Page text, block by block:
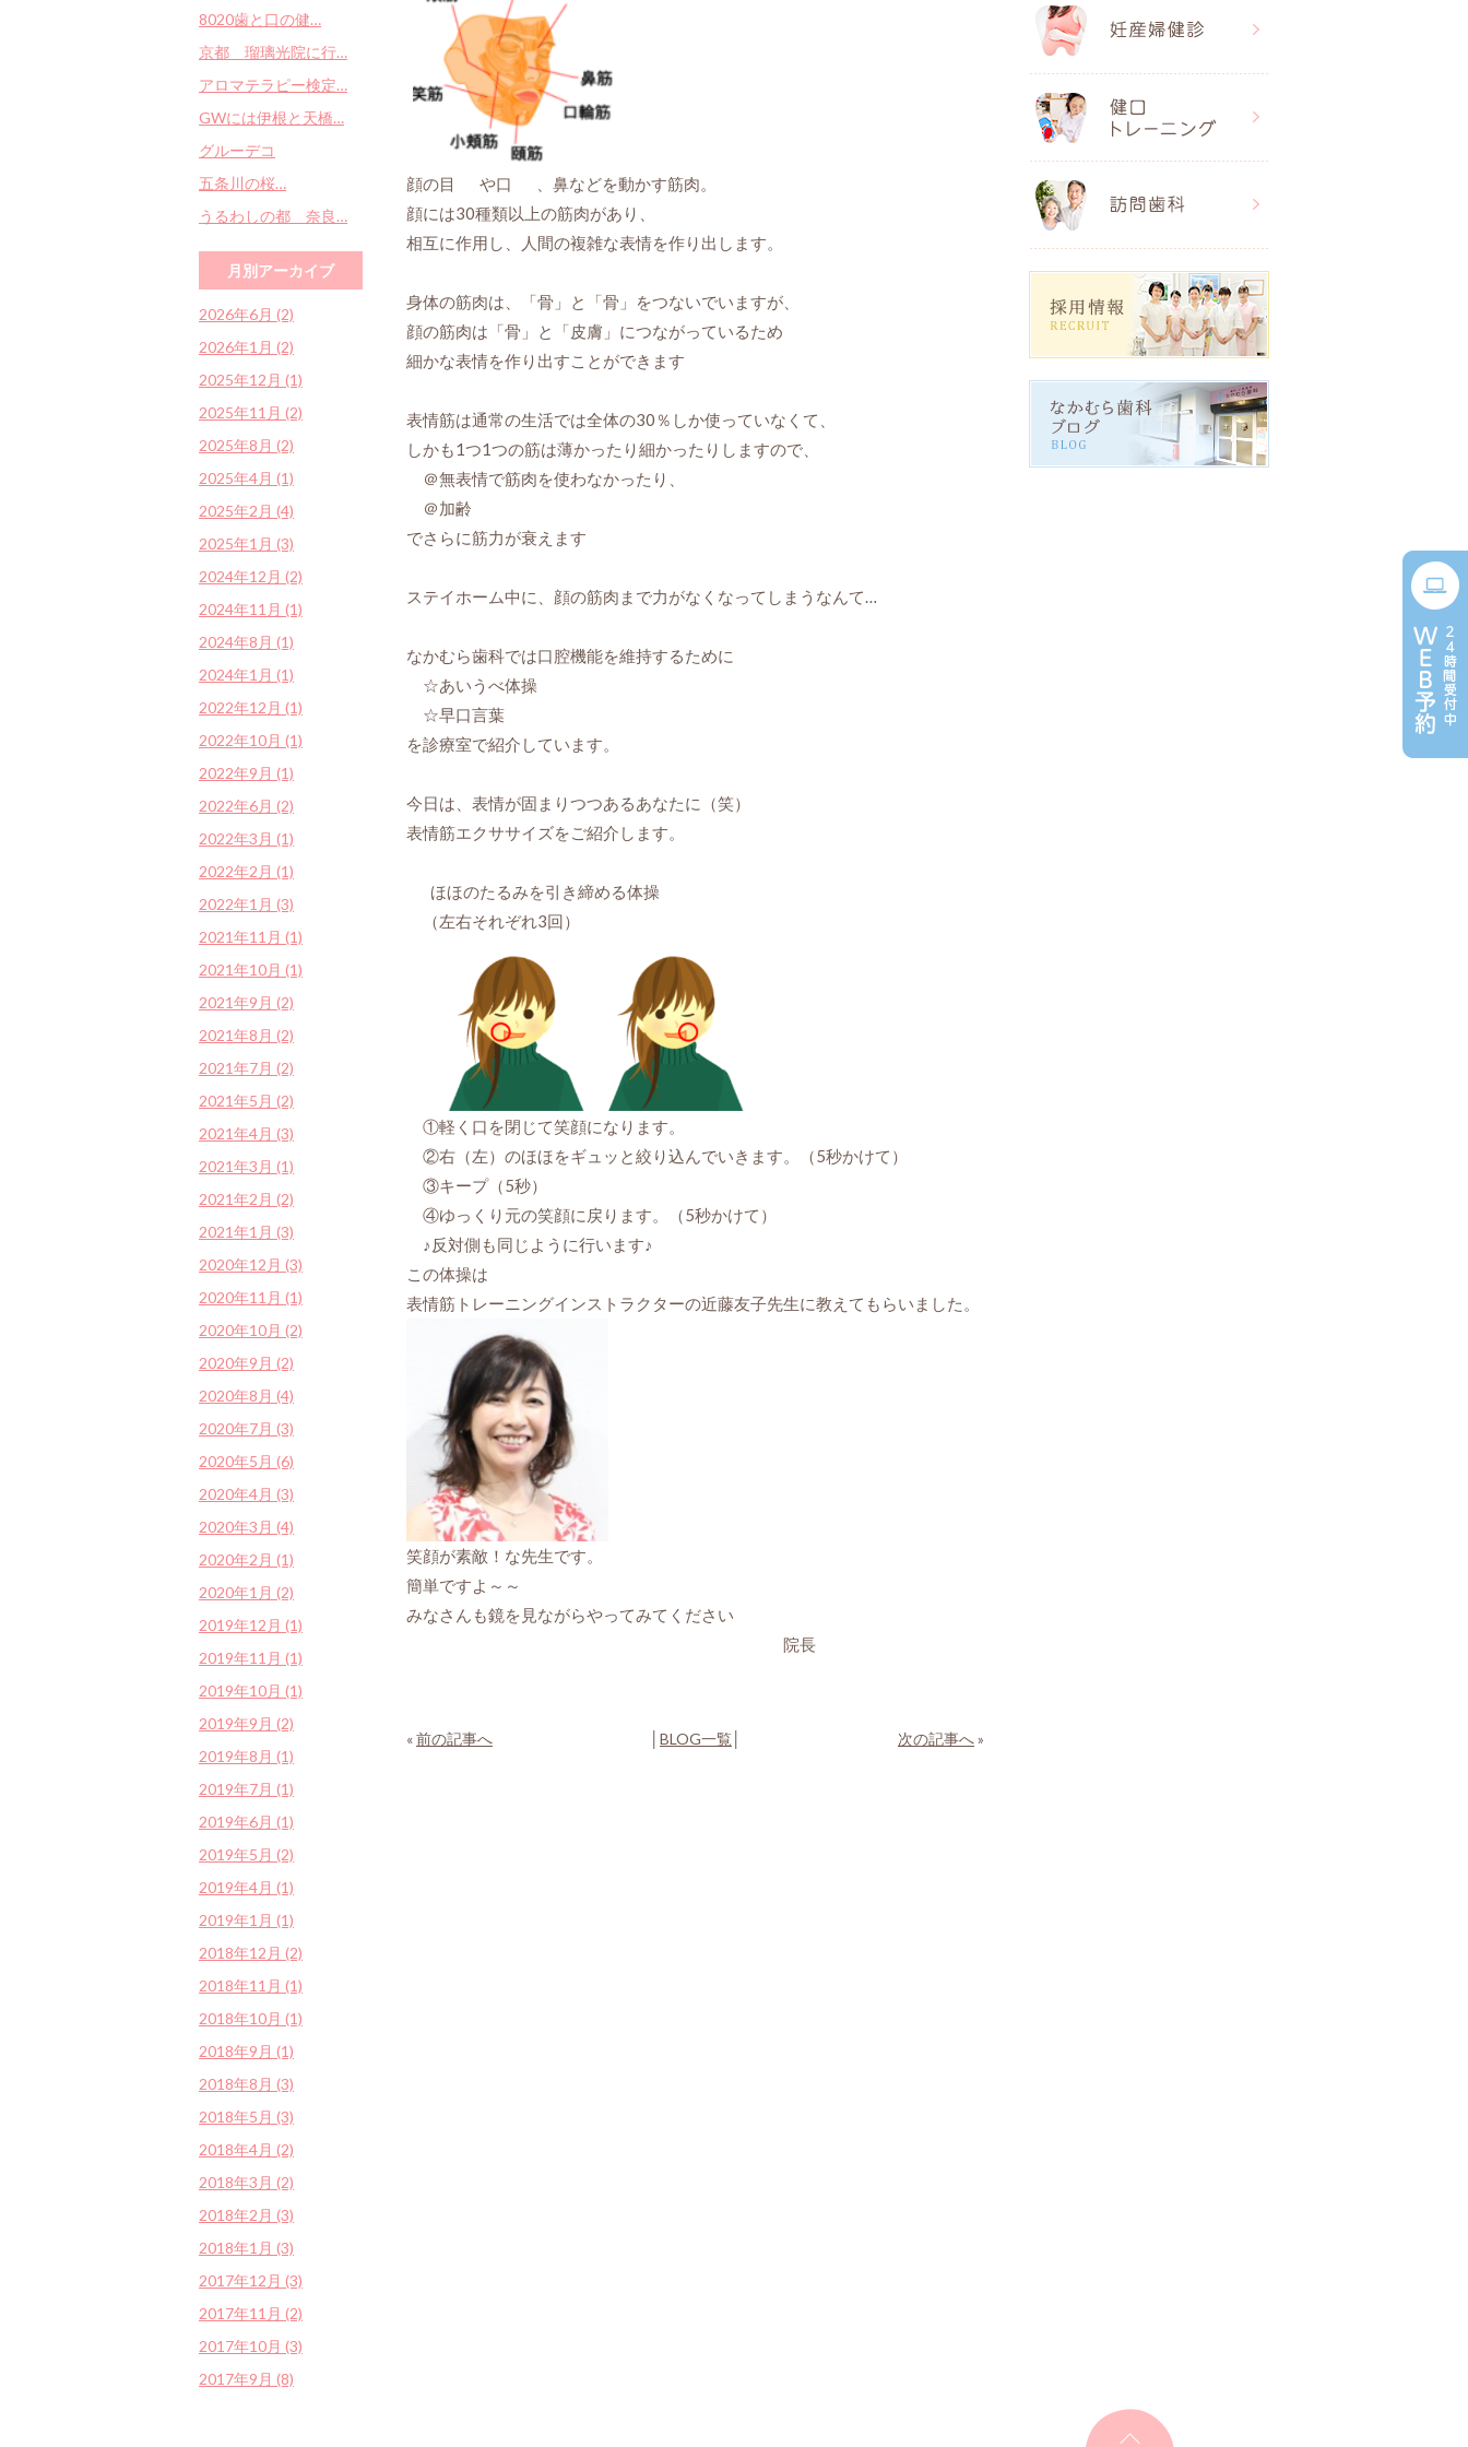
顔の目 や口
、鼻などを動かす筋肉。
顔には30種類以上の筋肉があり、
相互に作用し、人間の複雑な表情を作り出します。
身体の筋肉は、「骨」と「骨」をつないでいますが、
顔の筋肉は「骨」と「皮膚」につながっているため
細かな表情を作り出すことができます
表情筋は通常の生活では全体の30％しか使っていなくて、
しかも1つ1つの筋は薄かったり細かったりしますので、
＠無表情で筋肉を使わなかったり、
＠加齢
でさらに筋力が衰えます
ステイホーム中に、顔の筋肉まで力がなくなってしまうなんて…
なかむら歯科では口腔機能を維持するために
☆あいうべ体操
☆早口言葉
を診療室で紹介しています。
今日は、表情が固まりつつあるあなたに（笑）
表情筋エクササイズをご紹介します。
ほほのたるみを引き締める体操
（左右それぞれ3回）
①軽く口を閉じて笑顔になります。
②右（左）のほほをギュッと絞り込んでいきます。（5秒かけて）
③キープ（5秒）
④ゆっくり元の笑顔に戻ります。（5秒かけて）
♪反対側も同じように行います♪
この体操は
表情筋トレーニングインストラクターの近藤友子先生に教えてもらいました。
笑顔が素敵！な先生です。
簡単ですよ～～
みなさんも鏡を見ながらやってみてください
院長
«前の記事へ BLOG一覧 次の記事へ»
8020歯と口の健…
京都 瑠璃光院に行…
アロマテラピー検定…
GWには伊根と天橋…
グルーデコ
五条川の桜…
うるわしの都 奈良…
月別アーカイブ
2026年6月 (2)
2026年1月 (2)
2025年12月 (1)
2025年11月 (2)
2025年8月 (2)
2025年4月 (1)
2025年2月 (4)
2025年1月 (3)
2024年12月 (2)
2024年11月 (1)
2024年8月 (1)
2024年1月 (1)
2022年12月 (1)
2022年10月 (1)
2022年9月 (1)
2022年6月 (2)
2022年3月 (1)
2022年2月 (1)
2022年1月 (3)
2021年11月 (1)
2021年10月 (1)
2021年9月 (2)
2021年8月 (2)
2021年7月 (2)
2021年5月 (2)
2021年4月 (3)
2021年3月 (1)
2021年2月 (2)
2021年1月 (3)
2020年12月 (3)
2020年11月 (1)
2020年10月 (2)
2020年9月 (2)
2020年8月 (4)
2020年7月 (3)
2020年5月 (6)
2020年4月 (3)
2020年3月 (4)
2020年2月 (1)
2020年1月 (2)
2019年12月 (1)
2019年11月 (1)
2019年10月 (1)
2019年9月 (2)
2019年8月 (1)
2019年7月 (1)
2019年6月 (1)
2019年5月 (2)
2019年4月 (1)
2019年1月 (1)
2018年12月 (2)
2018年11月 (1)
2018年10月 (1)
2018年9月 (1)
2018年8月 (3)
2018年5月 (3)
2018年4月 (2)
2018年3月 (2)
2018年2月 (3)
2018年1月 (3)
2017年12月 (3)
2017年11月 (2)
2017年10月 (3)
2017年9月 (8)